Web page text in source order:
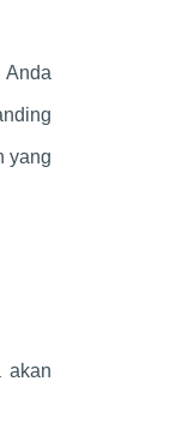
yang
akan